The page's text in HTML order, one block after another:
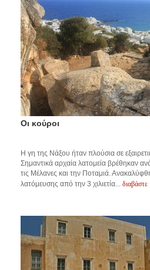
Οι κούροι
Η γη της Νάξου ήταν πλούσια σε
Σημαντικά αρχαία λατομεία βρέθηκαν
τις Μέλανες και την Ποταμιά.
λατόμευσης από την 3 χιλιετία... διαβάστε